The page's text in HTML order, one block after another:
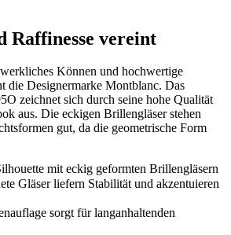
Raffinesse vereint
Können und hochwertige
die Designermarke Montblanc. Das
zeichnet sich durch seine hohe Qualität
aus. Die eckigen Brillengläser stehen
gut, da die geometrische Form
mit eckig geformten Brillengläsern
Gläser liefern Stabilität und akzentuieren
sorgt für langanhaltenden